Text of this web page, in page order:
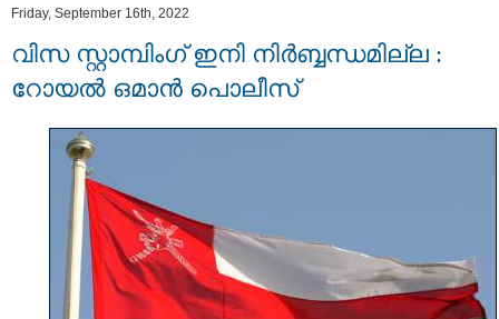
Friday, September 16th, 2022
വിസ സ്റ്റാമ്പിംഗ് ഇനി നിര്‍ബ്ബന്ധമില്ല :
റോയൽ ഒമാൻ പൊലീസ്